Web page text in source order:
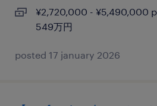
¥2,720,000 - ¥5,490,000
549万円
posted 17 january 2026